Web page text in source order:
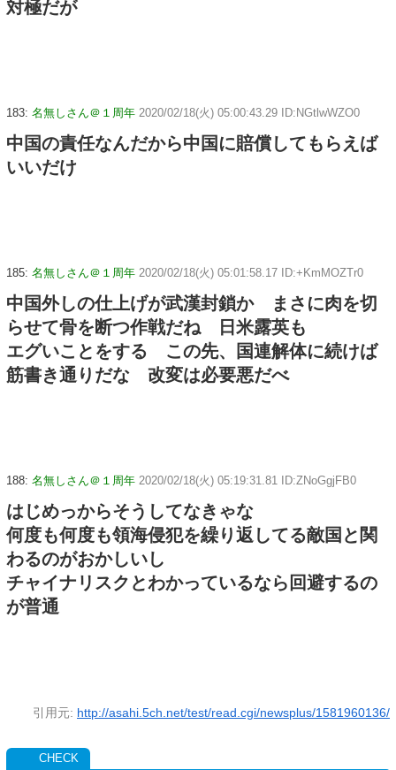
対極だが
183: 名無しさん＠１周年 2020/02/18(火) 05:00:43.29 ID:NGtlwWZO0
中国の責任なんだから中国に賠償してもらえば
いいだけ
185: 名無しさん＠１周年 2020/02/18(火) 05:01:58.17 ID:+KmMOZTr0
中国外しの仕上げが武漢封鎖か まさに肉を切
らせて骨を断つ作戦だね 日米露英も
エグいことをする この先、国連解体に続けば
筋書き通りだな 改変は必要悪だべ
188: 名無しさん＠１周年 2020/02/18(火) 05:19:31.81 ID:ZNoGgjFB0
はじめっからそうしてなきゃな
何度も何度も領海侵犯を繰り返してる敵国と関
わるのがおかしいし
チャイナリスクとわかっているなら回避するの
が普通
引用元: http://asahi.5ch.net/test/read.cgi/newsplus/1581960136/